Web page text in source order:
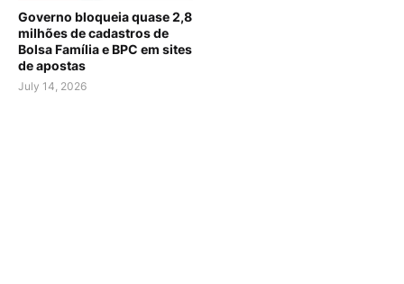
Governo bloqueia quase 2,8
milhões de cadastros de
Bolsa Família e BPC em sites
de apostas
July 14, 2026